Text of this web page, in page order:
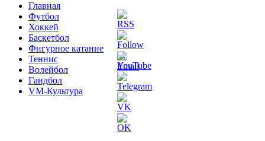
Главная
Футбол
Хоккей
Баскетбол
Фигурное катание
Теннис
Волейбол
Гандбол
VM-Культура